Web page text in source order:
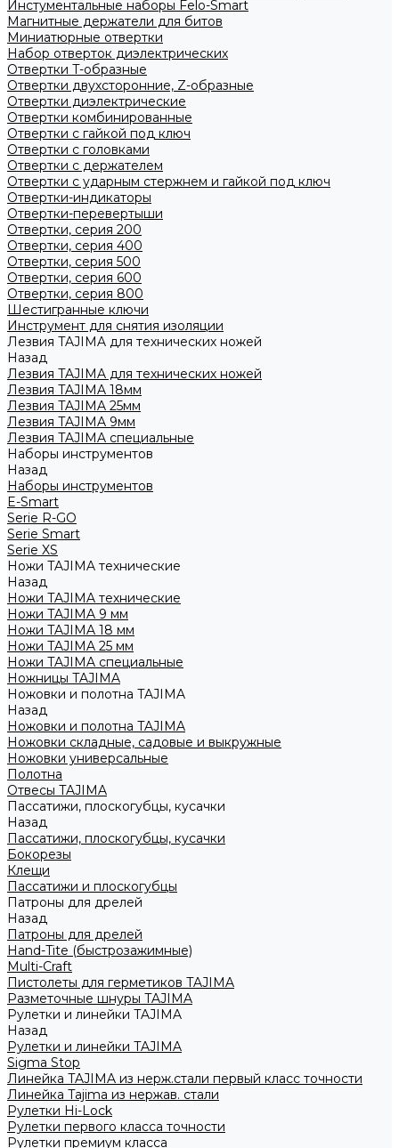
Инстументальные наборы Felo-Smart
Магнитные держатели для битов
Миниатюрные отвертки
Набор отверток диэлектрических
Отвертки T-образные
Отвертки двухсторонние, Z-образные
Отвертки диэлектрические
Отвертки комбинированные
Отвертки с гайкой под ключ
Отвертки с головками
Отвертки с держателем
Отвертки с ударным стержнем и гайкой под ключ
Отвертки-индикаторы
Отвертки-перевертыши
Отвертки, серия 200
Отвертки, серия 400
Отвертки, серия 500
Отвертки, серия 600
Отвертки, серия 800
Шестигранные ключи
Инструмент для снятия изоляции
Лезвия TAJIMA для технических ножей
Назад
Лезвия TAJIMA для технических ножей
Лезвия TAJIMA 18мм
Лезвия TAJIMA 25мм
Лезвия TAJIMA 9мм
Лезвия TAJIMA специальные
Наборы инструментов
Назад
Наборы инструментов
E-Smart
Serie R-GO
Serie Smart
Serie XS
Ножи TAJIMA технические
Назад
Ножи TAJIMA технические
Ножи TAJIMA 9 мм
Ножи TAJIMA 18 мм
Ножи TAJIMA 25 мм
Ножи TAJIMA специальные
Ножницы TAJIMA
Ножовки и полотна TAJIMA
Назад
Ножовки и полотна TAJIMA
Ножовки складные, садовые и выкружные
Ножовки универсальные
Полотна
Отвесы TAJIMA
Пассатижи, плоскогубцы, кусачки
Назад
Пассатижи, плоскогубцы, кусачки
Бокорезы
Клещи
Пассатижи и плоскогубцы
Патроны для дрелей
Назад
Патроны для дрелей
Hand-Tite (быстрозажимные)
Multi-Craft
Пистолеты для герметиков TAJIMA
Разметочные шнуры TAJIMA
Рулетки и линейки TAJIMA
Назад
Рулетки и линейки TAJIMA
Sigma Stop
Линейка TAJIMA из нерж.стали первый класс точности
Линейка Tajima из нержав. стали
Рулетки Hi-Lock
Рулетки первого класса точности
Рулетки премиум класса